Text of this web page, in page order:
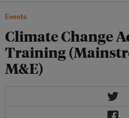
Events
Climate Change
Training
M&E)